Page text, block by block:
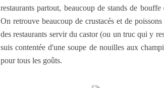
restaurants partout, beaucoup de stands de
On retrouve beaucoup de crustacés et de
des restaurants servir du castor (ou un truc qui y
suis contentée d'une soupe de nouilles aux
pour tous les goûts.